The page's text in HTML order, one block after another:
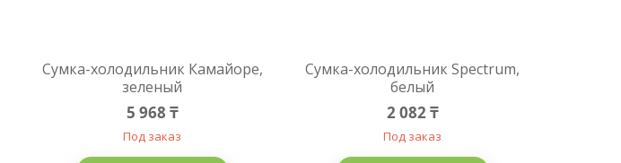
Сумка-холодильник Камайоре,
зеленый
5 968 ₸
Под заказ
Сумка-холодильник Spectrum,
белый
2 082 ₸
Под заказ